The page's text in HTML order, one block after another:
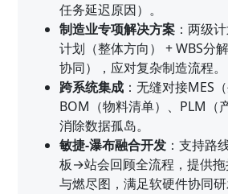
任务延迟原因）。
制造业专项解决方案 ：两级
计划（整体方向） + WBS分
协同），应对复杂制造流程。
跨系统集成 ：无缝对接MES
BOM（物料清单）、PLM（
消除数据孤岛。
敏捷-瀑布融合开发 ：支持路
板→站会回顾全流程，提供
与燃尽图，满足软硬件协同研